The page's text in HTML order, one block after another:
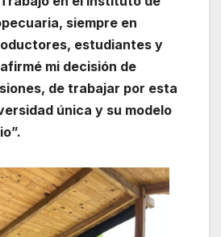
siempre en
estudiantes y
mi decisión de
de trabajar por esta
única y su modelo